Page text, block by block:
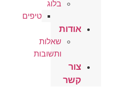
בלוג
טיפים
אודות
שאלות
ותשובות
צור
קשר